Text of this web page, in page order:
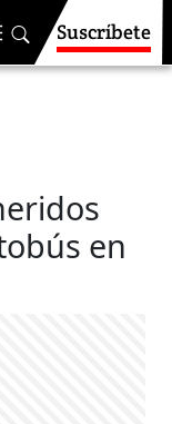
Suscríbete
en